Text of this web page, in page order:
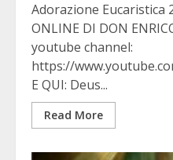
Adorazione Eucaristica
ONLINE DI DON
youtube channel:
https://
E QUI: Deus...
Read More